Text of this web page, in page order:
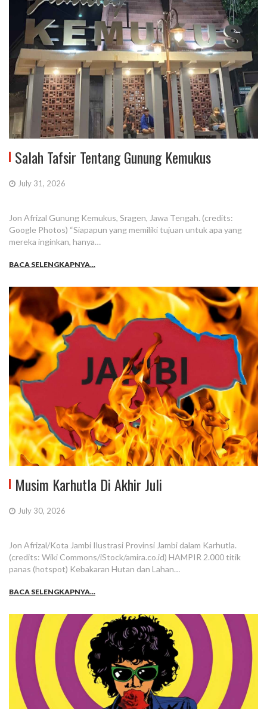
Salah Tafsir Tentang Gunung Kemukus
July 31, 2026
Jon Afrizal Gunung Kemukus, Sragen, Jawa Tengah. (credits:
Google Photos) “Siapapun yang memiliki tujuan untuk apa yang
mereka inginkan, hanya…
BACA SELENGKAPNYA...
Musim Karhutla Di Akhir Juli
July 30, 2026
Jon Afrizal/Kota Jambi Ilustrasi Provinsi Jambi dalam Karhutla.
(credits: Wiki Commons/iStock/amira.co.id) HAMPIR 2.000 titik
panas (hotspot) Kebakaran Hutan dan Lahan…
BACA SELENGKAPNYA...